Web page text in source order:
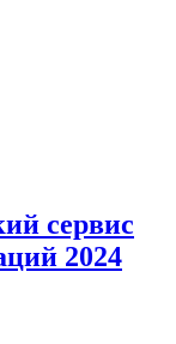
сервис
2024